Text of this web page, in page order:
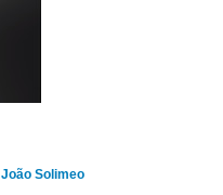
João Solimeo